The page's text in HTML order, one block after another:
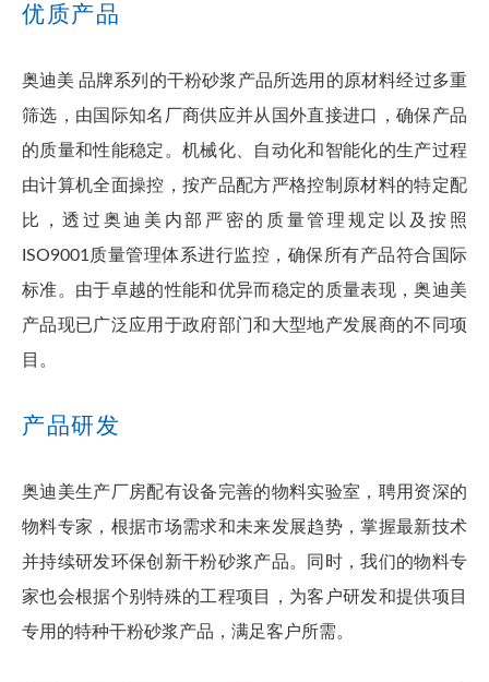
优质产品
奥迪美 品牌系列的干粉砂浆产品所选用的原材料经过多重
筛选，由国际知名厂商供应并从国外直接进口，确保产品
的质量和性能稳定。机械化、自动化和智能化的生产过程
由计算机全面操控，按产品配方严格控制原材料的特定配
比，透过奥迪美内部严密的质量管理规定以及按照
ISO9001质量管理体系进行监控，确保所有产品符合国际
标准。由于卓越的性能和优异而稳定的质量表现，奥迪美
产品现已广泛应用于政府部门和大型地产发展商的不同项
目。
产品研发
奥迪美生产厂房配有设备完善的物料实验室，聘用资深的
物料专家，根据市场需求和未来发展趋势，掌握最新技术
并持续研发环保创新干粉砂浆产品。同时，我们的物料专
家也会根据个别特殊的工程项目，为客户研发和提供项目
专用的特种干粉砂浆产品，满足客户所需。